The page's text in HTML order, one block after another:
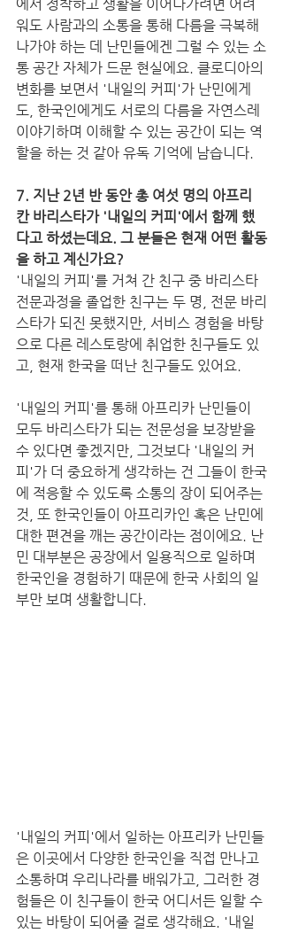
에서 정착하고 생활을 이어나가려면 어려
워도 사람과의 소통을 통해 다름을 극복해
나가야 하는 데 난민들에겐 그럴 수 있는 소
통 공간 자체가 드문 현실에요. 클로디아의
변화를 보면서 '내일의 커피'가 난민에게
도, 한국인에게도 서로의 다름을 자연스레
이야기하며 이해할 수 있는 공간이 되는 역
할을 하는 것 같아 유독 기억에 남습니다.
7. 지난 2년 반 동안 총 여섯 명의 아프리
칸 바리스타가 '내일의 커피'에서 함께 했
다고 하셨는데요. 그 분들은 현재 어떤 활동
을 하고 계신가요?
'내일의 커피'를 거쳐 간 친구 중 바리스타
전문과정을 졸업한 친구는 두 명, 전문 바리
스타가 되진 못했지만, 서비스 경험을 바탕
으로 다른 레스토랑에 취업한 친구들도 있
고, 현재 한국을 떠난 친구들도 있어요.
'내일의 커피'를 통해 아프리카 난민들이
모두 바리스타가 되는 전문성을 보장받을
수 있다면 좋겠지만, 그것보다 '내일의 커
피'가 더 중요하게 생각하는 건 그들이 한국
에 적응할 수 있도록 소통의 장이 되어주는
것, 또 한국인들이 아프리카인 혹은 난민에
대한 편견을 깨는 공간이라는 점이에요. 난
민 대부분은 공장에서 일용직으로 일하며
한국인을 경험하기 때문에 한국 사회의 일
부만 보며 생활합니다.
'내일의 커피'에서 일하는 아프리카 난민들
은 이곳에서 다양한 한국인을 직접 만나고
소통하며 우리나라를 배워가고, 그러한 경
험들은 이 친구들이 한국 어디서든 일할 수
있는 바탕이 되어줄 걸로 생각해요. '내일